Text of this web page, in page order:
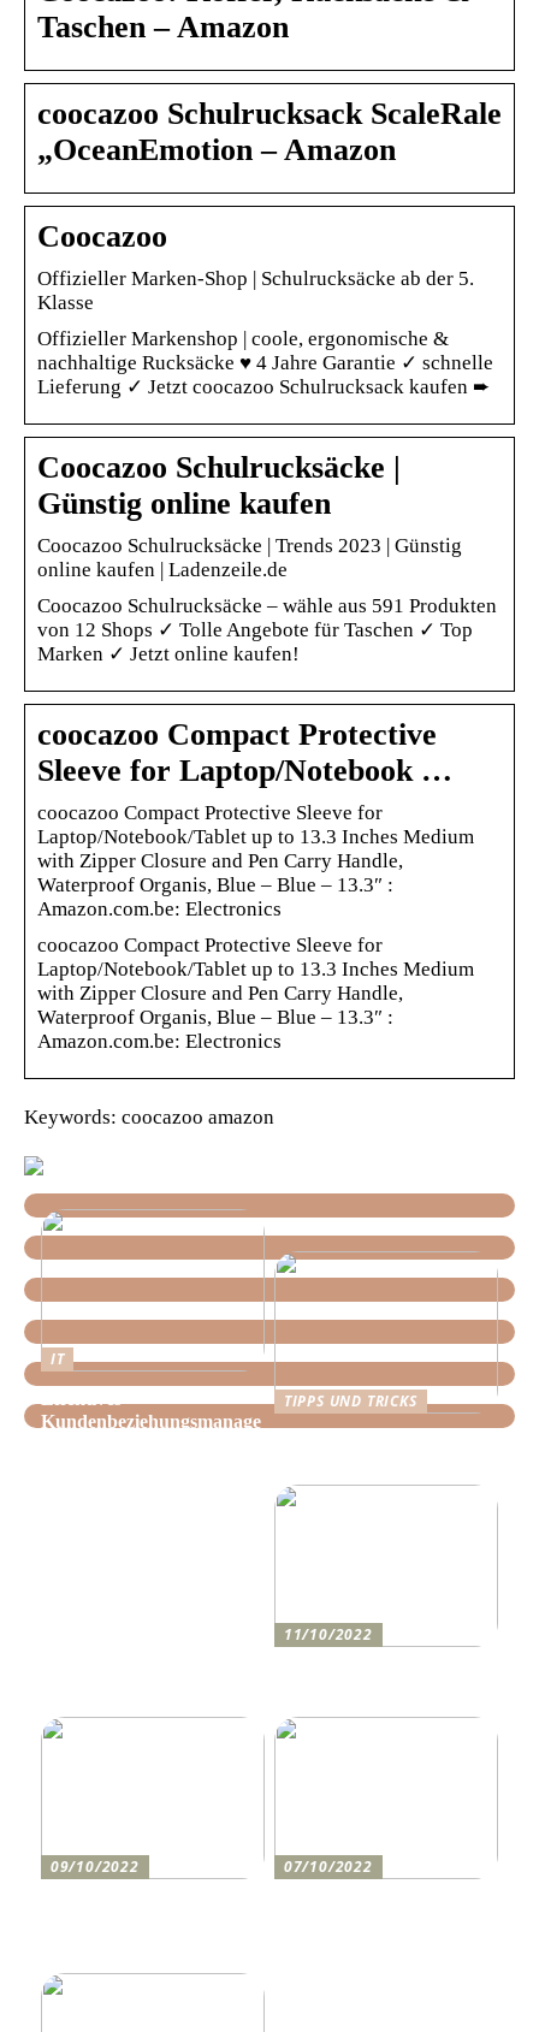
Taschen – Amazon
coocazoo Schulrucksack ScaleRale
„OceanEmotion – Amazon
Coocazoo
Offizieller Marken-Shop | Schulrucksäcke ab der 5.
Klasse
Offizieller Markenshop | coole, ergonomische &
nachhaltige Rucksäcke ♥ 4 Jahre Garantie ✓ schnelle
Lieferung ✓ Jetzt coocazoo Schulrucksack kaufen ➨
Coocazoo Schulrucksäcke |
Günstig online kaufen
Coocazoo Schulrucksäcke | Trends 2023 | Günstig
online kaufen | Ladenzeile.de
Coocazoo Schulrucksäcke – wähle aus 591 Produkten
von 12 Shops ✓ Tolle Angebote für Taschen ✓ Top
Marken ✓ Jetzt online kaufen!
coocazoo Compact Protective
Sleeve for Laptop/Notebook …
coocazoo Compact Protective Sleeve for
Laptop/Notebook/Tablet up to 13.3 Inches Medium
with Zipper Closure and Pen Carry Handle,
Waterproof Organis, Blue – Blue – 13.3″ :
Amazon.com.be: Electronics
coocazoo Compact Protective Sleeve for
Laptop/Notebook/Tablet up to 13.3 Inches Medium
with Zipper Closure and Pen Carry Handle,
Waterproof Organis, Blue – Blue – 13.3″ :
Amazon.com.be: Electronics
Keywords: coocazoo amazon
IT
Kundenbeziehungsmanage
TIPPS UND TRICKS
11/10/2022
09/10/2022
07/10/2022